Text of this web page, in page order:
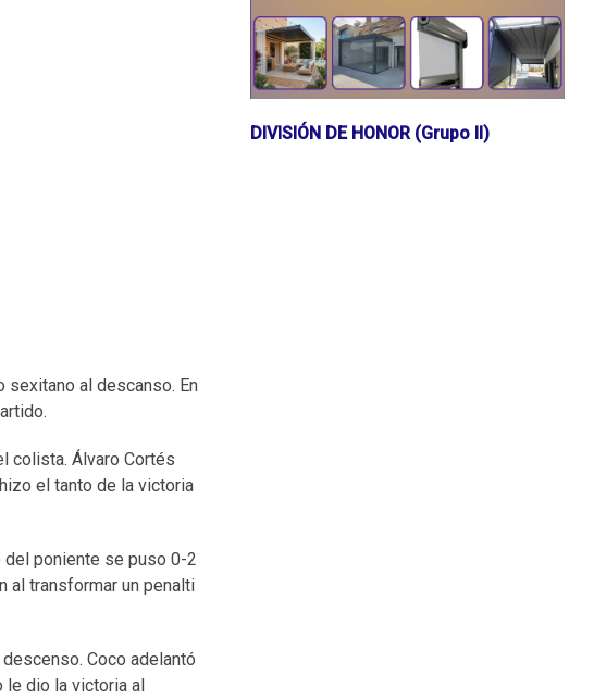
sexitano al descanso. En
colista. Álvaro Cortés
el tanto de la victoria
del poniente se puso 0-2
al transformar un penalti
Coco adelantó
le dio la victoria al
DIVISIÓN DE HONOR (Grupo II)